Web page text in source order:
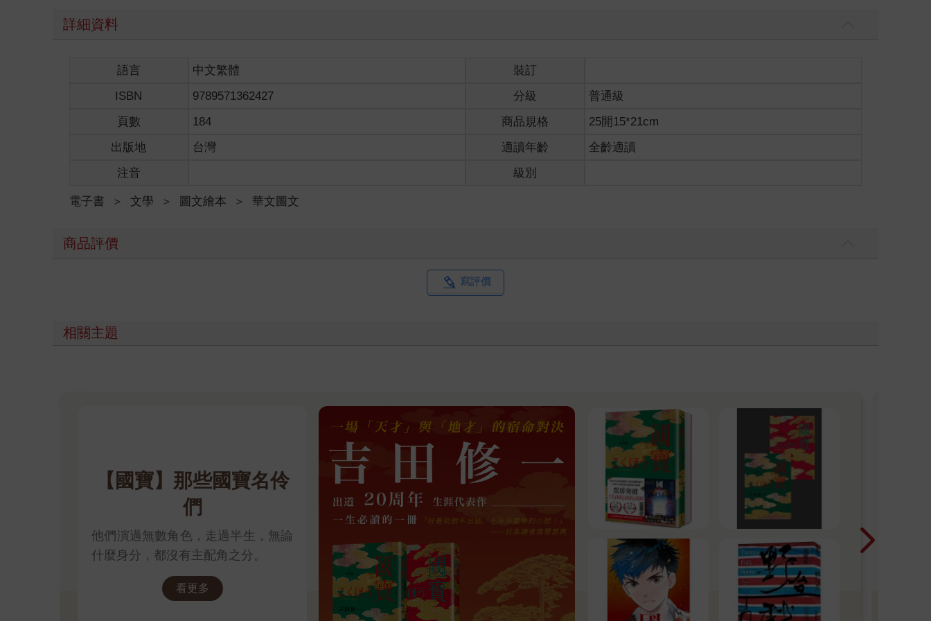
詳細資料
語言 中文繁體
裝訂
ISBN
9789571362427 分級
普通級
頁數
184 商品規格
25開15*21cm
出版地
台灣 適讀年齡
全齡適讀
注音
級別
電子書 ＞ 文學 ＞ 圖文繪本 ＞ 華文圖文
商品評價
寫評價
相關主題
【國寶】那些國寶名伶
們
他們演過無數角色，走過半生，無論
什麼身分，都沒有主配角之分。
看更多